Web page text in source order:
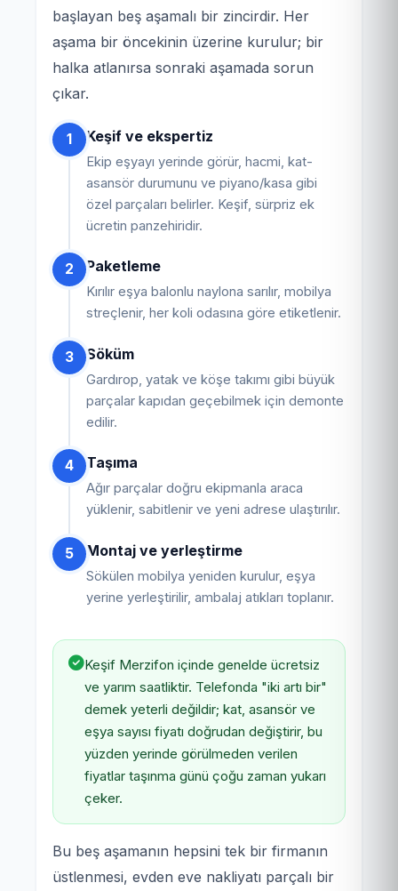
başlayan beş aşamalı bir zincirdir. Her
aşama bir öncekinin üzerine kurulur; bir
halka atlanırsa sonraki aşamada sorun
çıkar.
1 Keşif ve ekspertiz
Ekip eşyayı yerinde görür, hacmi, kat-
asansör durumunu ve piyano/kasa gibi
özel parçaları belirler. Keşif, sürpriz ek
ücretin panzehiridir.
2 Paketleme
Kırılır eşya balonlu naylona sarılır, mobilya
streçlenir, her koli odasına göre etiketlenir.
3 Söküm
Gardırop, yatak ve köşe takımı gibi büyük
parçalar kapıdan geçebilmek için demonte
edilir.
4 Taşıma
Ağır parçalar doğru ekipmanla araca
yüklenir, sabitlenir ve yeni adrese ulaştırılır.
5 Montaj ve yerleştirme
Sökülen mobilya yeniden kurulur, eşya
yerine yerleştirilir, ambalaj atıkları toplanır.
Keşif Merzifon içinde genelde ücretsiz
ve yarım saatliktir. Telefonda "iki artı bir"
demek yeterli değildir; kat, asansör ve
eşya sayısı fiyatı doğrudan değiştirir, bu
yüzden yerinde görülmeden verilen
fiyatlar taşınma günü çoğu zaman yukarı
çeker.
Bu beş aşamanın hepsini tek bir firmanın
üstlenmesi, evden eve nakliyatı parçalı bir